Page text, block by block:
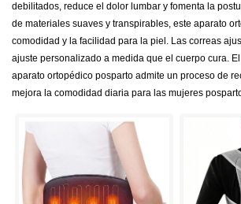
Proyectos
Noticias
Contáctenos
debilitados, reduce el dolor lumbar y fomenta la
de materiales suaves y transpirables, este aparato
comodidad y la facilidad para la piel. Las correas
ajuste personalizado a medida que el cuerpo cura.
aparato ortopédico posparto admite un proceso de
mejora la comodidad diaria para las mujeres